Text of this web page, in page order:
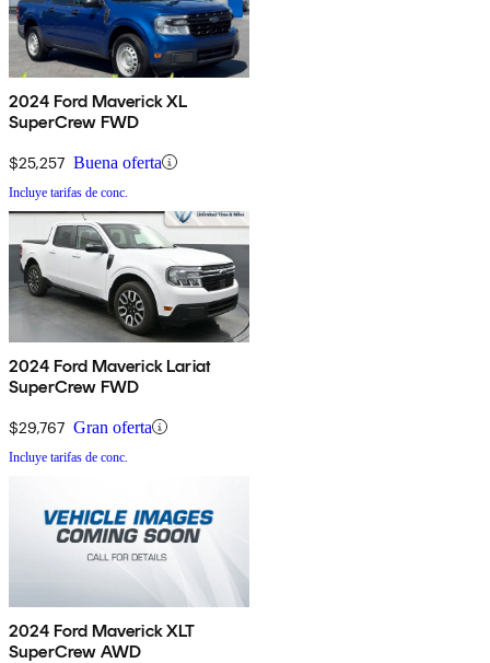
2024 Ford Maverick XL
SuperCrew FWD
$25,257 Buena oferta
Incluye tarifas de conc.
2024 Ford Maverick Lariat
SuperCrew FWD
$29,767 Gran oferta
Incluye tarifas de conc.
2024 Ford Maverick XLT
SuperCrew AWD